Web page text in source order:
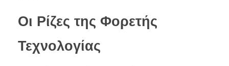
Οι Ρίζες της Φορετής
Τεχνολογίας